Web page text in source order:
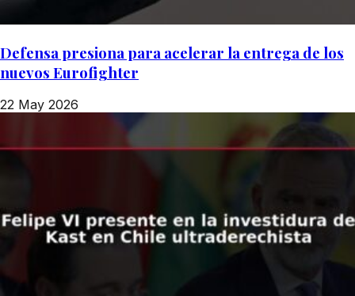
Defensa presiona para acelerar la entrega de los
nuevos Eurofighter
22 May 2026